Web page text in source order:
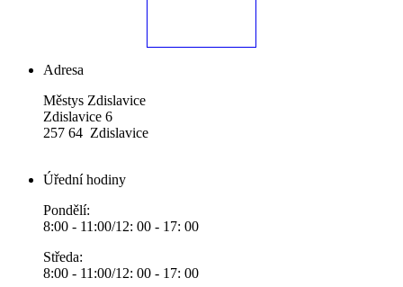
Adresa
Městys Zdislavice
Zdislavice 6
257 64 Zdislavice
Úřední hodiny
Pondělí:
8:00 - 11:00/12: 00 - 17: 00
Středa:
8:00 - 11:00/12: 00 - 17: 00